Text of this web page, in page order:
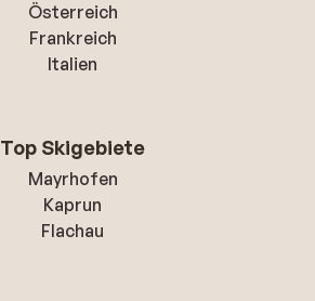
Österreich
Frankreich
Italien
Top Skigebiete
Mayrhofen
Kaprun
Flachau